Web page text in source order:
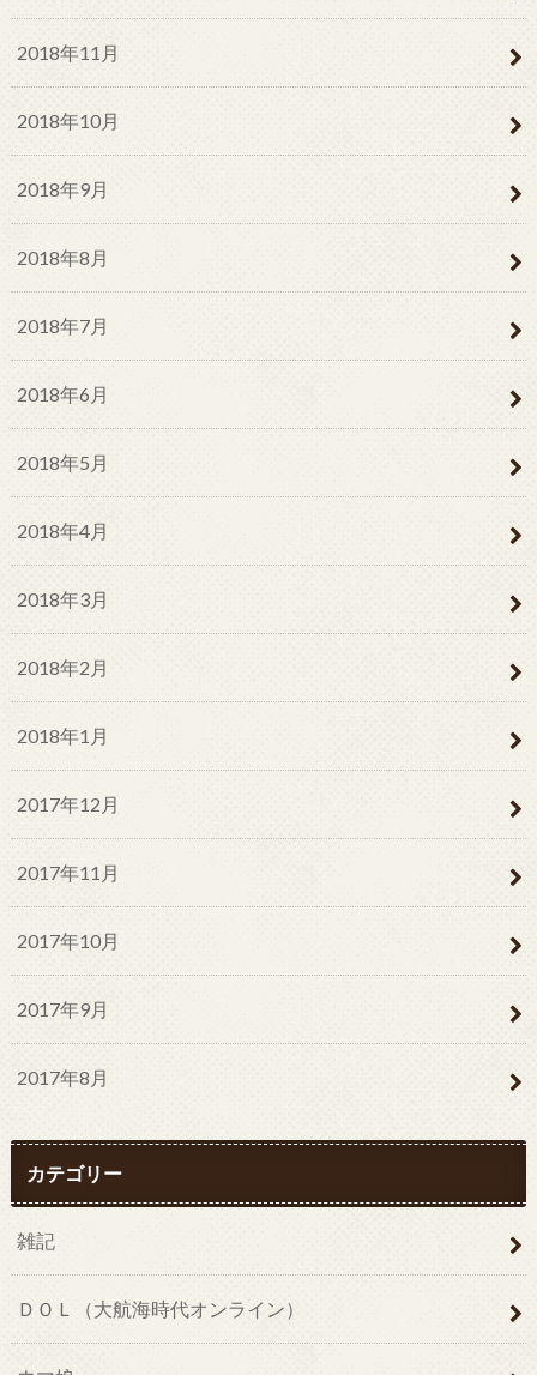
2018年11月
2018年10月
2018年9月
2018年8月
2018年7月
2018年6月
2018年5月
2018年4月
2018年3月
2018年2月
2018年1月
2017年12月
2017年11月
2017年10月
2017年9月
2017年8月
カテゴリー
雑記
ＤＯＬ（大航海時代オンライン）